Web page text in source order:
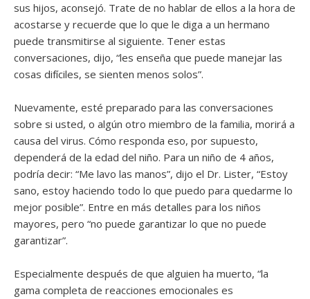
sus hijos, aconsejó. Trate de no hablar de ellos a la hora de
acostarse y recuerde que lo que le diga a un hermano
puede transmitirse al siguiente. Tener estas
conversaciones, dijo, “les enseña que puede manejar las
cosas difíciles, se sienten menos solos”.
Nuevamente, esté preparado para las conversaciones
sobre si usted, o algún otro miembro de la familia, morirá a
causa del virus. Cómo responda eso, por supuesto,
dependerá de la edad del niño. Para un niño de 4 años,
podría decir: “Me lavo las manos”, dijo el Dr. Lister, “Estoy
sano, estoy haciendo todo lo que puedo para quedarme lo
mejor posible”. Entre en más detalles para los niños
mayores, pero “no puede garantizar lo que no puede
garantizar”.
Especialmente después de que alguien ha muerto, “la
gama completa de reacciones emocionales es